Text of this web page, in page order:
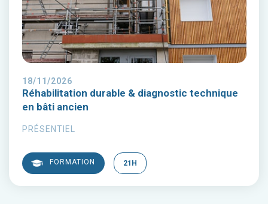
18/11/2026
Réhabilitation durable & diagnostic technique
en bâti ancien
PRÉSENTIEL
FORMATION 21H